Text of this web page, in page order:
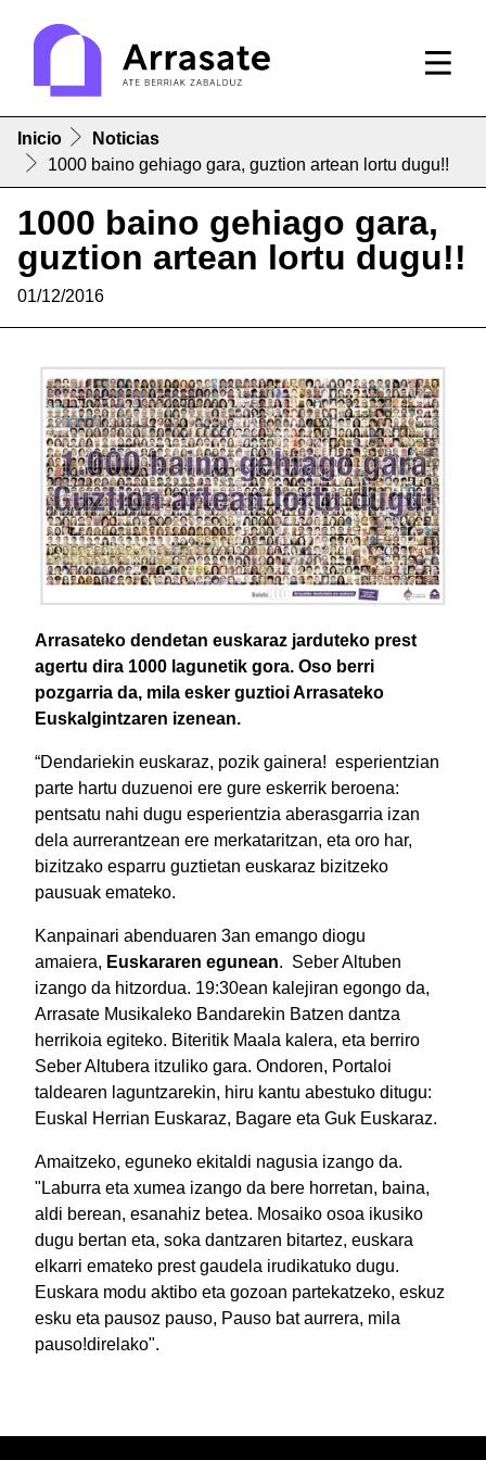
Inicio
Noticias
1000 baino gehiago gara, guztion artean lortu dugu!!
1000 baino gehiago gara,
guztion artean lortu dugu!!
01/12/2016
Arrasateko dendetan euskaraz jarduteko prest
agertu dira 1000 lagunetik gora. Oso berri
pozgarria da, mila esker guztioi Arrasateko
Euskalgintzaren izenean.
“Dendariekin euskaraz, pozik gainera! esperientzian
parte hartu duzuenoi ere gure eskerrik beroena:
pentsatu nahi dugu esperientzia aberasgarria izan
dela aurrerantzean ere merkataritzan, eta oro har,
bizitzako esparru guztietan euskaraz bizitzeko
pausuak emateko.
Kanpainari abenduaren 3an emango diogu
amaiera, Euskararen egunean. Seber Altuben
izango da hitzordua. 19:30ean kalejiran egongo da,
Arrasate Musikaleko Bandarekin Batzen dantza
herrikoia egiteko. Biteritik Maala kalera, eta berriro
Seber Altubera itzuliko gara. Ondoren, Portaloi
taldearen laguntzarekin, hiru kantu abestuko ditugu:
Euskal Herrian Euskaraz, Bagare eta Guk Euskaraz.
Amaitzeko, eguneko ekitaldi nagusia izango da.
"Laburra eta xumea izango da bere horretan, baina,
aldi berean, esanahiz betea. Mosaiko osoa ikusiko
dugu bertan eta, soka dantzaren bitartez, euskara
elkarri emateko prest gaudela irudikatuko dugu.
Euskara modu aktibo eta gozoan partekatzeko, eskuz
esku eta pausoz pauso, Pauso bat aurrera, mila
pauso!direlako".